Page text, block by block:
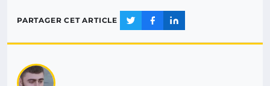
PARTAGER CET ARTICLE